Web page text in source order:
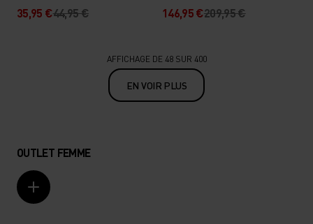
35,95 €44,95 € 146,95 €209,95 €
AFFICHAGE DE 48 SUR 400
EN VOIR PLUS
OUTLET FEMME